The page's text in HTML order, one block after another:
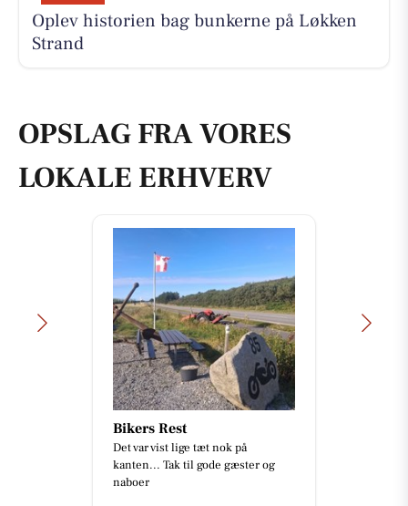
Oplev historien bag bunkerne på Løkken
Strand
OPSLAG FRA VORES
LOKALE ERHVERV
Det var vist lige tæt nok på
kanten... Tak til gode gæster og